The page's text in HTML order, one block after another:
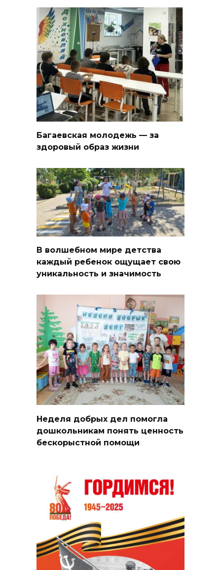
Багаевская молодежь — за
здоровый образ жизни
В волшебном мире детства
каждый ребенок ощущает свою
уникальность и значимость
Неделя добрых дел помогла
дошкольникам понять ценность
бескорыстной помощи